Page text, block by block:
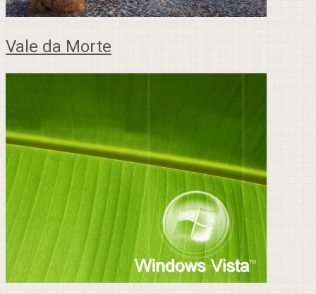
Vale da Morte